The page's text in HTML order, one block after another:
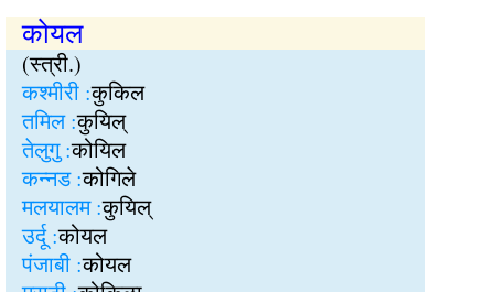
कोयल
(स्त्री.)
कश्मीरी :कुकिल
तमिल :कुयिल्
तेलुगु :कोयिल
कन्नड :कोगिले
मलयालम :कुयिल्
उर्दू :कोयल
पंजाबी :कोयल